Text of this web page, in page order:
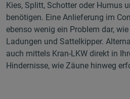
Kies, Splitt, Schotter oder Humus
benötigen. Eine Anlieferung im
ebenso wenig ein Problem dar,
Ladungen und Sattelkipper.
auch mittels Kran-LKW direkt in
Hindernisse, wie Zäune hinweg